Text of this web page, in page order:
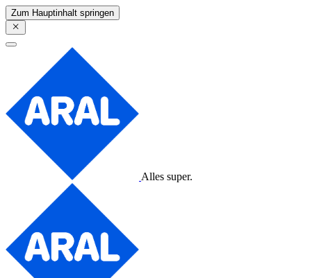
Zum Hauptinhalt springen
Alles super.